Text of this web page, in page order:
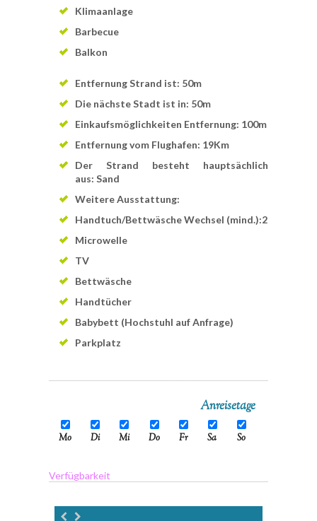
Klimaanlage
Barbecue
Balkon
Entfernung Strand ist: 50m
Die nächste Stadt ist in: 50m
Einkaufsmöglichkeiten Entfernung: 100m
Entfernung vom Flughafen: 19Km
Der Strand besteht hauptsächlich
aus: Sand
Weitere Ausstattung:
Handtuch/Bettwäsche Wechsel (mind.):2
Microwelle
TV
Bettwäsche
Handtücher
Babybett (Hochstuhl auf Anfrage)
Parkplatz
Anreisetage
Mo Di Mi Do Fr Sa So
Verfügbarkeit